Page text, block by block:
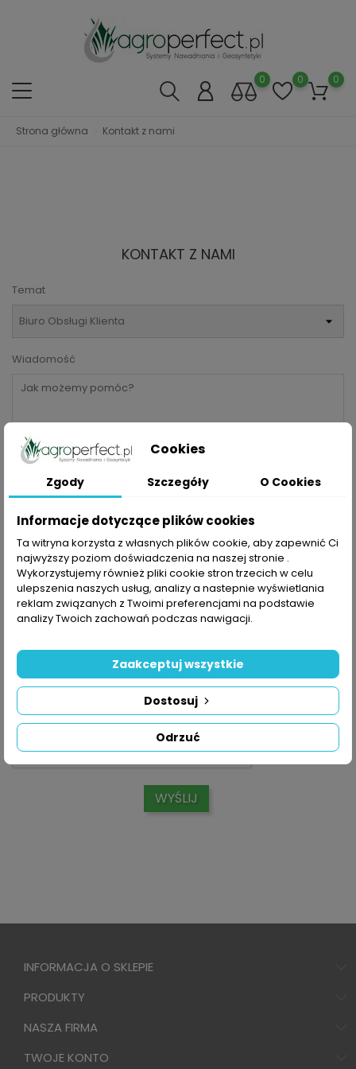
0 0 0
Strona główna Kontakt z nami
KONTAKT Z NAMI
Temat
Wiadomość
Adres e-mail
Załącznik
WYBIERZ PLIK
Kontrola bezpieczeństwa
INFORMACJA O SKLEPIE
PRODUKTY
NASZA FIRMA
TWOJE KONTO
Cookies
Zgody Szczegóły O Cookies
Informacje dotyczące plików cookies
Ta witryna korzysta z własnych plików cookie, aby zapewnić Ci
najwyższy poziom doświadczenia na naszej stronie .
Wykorzystujemy również pliki cookie stron trzecich w celu
ulepszenia naszych usług, analizy a nastepnie wyświetlania
reklam związanych z Twoimi preferencjami na podstawie
analizy Twoich zachowań podczas nawigacji.
Odrzuć
Dostosuj
Zaakceptuj wszystkie